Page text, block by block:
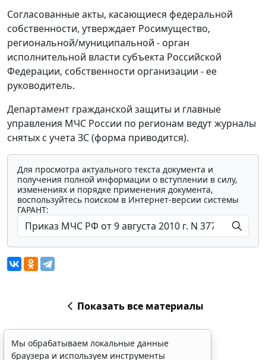
Согласованные акты, касающиеся федеральной
собственности, утверждает Росимущество,
региональной/муниципальной - орган
исполнительной власти субъекта Российской
Федерации, собственности организации - ее
руководитель.
Департамент гражданской защиты и главные
управления МЧС России по регионам ведут журналы
снятых с учета ЗС (форма приводится).
Для просмотра актуального текста документа и
получения полной информации о вступлении в силу,
изменениях и порядке применения документа,
воспользуйтесь поиском в Интернет-версии системы
ГАРАНТ:
Показать все материалы
Мы обрабатываем локальные данные
браузера и используем инструменты